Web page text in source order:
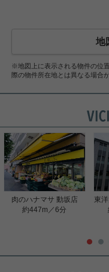
地
※地図上に表示される物件の位
際の物件所在地とは異なる場合
肉のハナマサ 動坂店
約447m／6分
東